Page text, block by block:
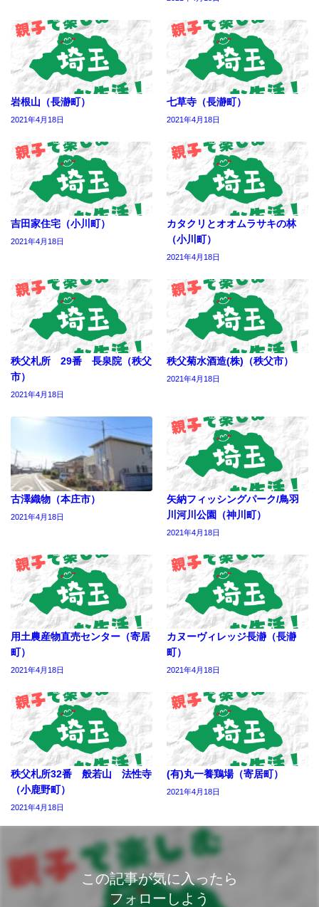
岩根山（長瀞町）
2021年4月18日
七草寺（長瀞町）
2021年4月18日
吉田家住宅（小川町）
2021年4月18日
カタクリとオオムラサキの林
（小川町）
2021年4月18日
秩父札所 29番 長泉院（秩父
市）
2021年4月18日
秩父菊水酒造(株)（秩父市）
2021年4月18日
古澤織物（本庄市）
2021年4月18日
矢納フィッシングパーク/鳥羽
川河川公園（神川町）
2021年4月18日
用土農産物直売センター（寄居
町）
2021年4月18日
カヌーヴィレッジ長瀞（長瀞
町）
2021年4月18日
秩父札所32番 般若山 法性寺
（小鹿野町）
2021年4月18日
(有)丸一養鶏場（寄居町）
2021年4月18日
この記事が気に入ったら
フォローしよう